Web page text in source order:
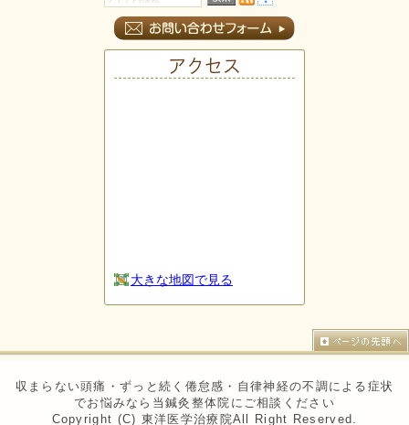
アクセス
大きな地図で見る
収まらない頭痛・ずっと続く倦怠感・自律神経の不調による症状
でお悩みなら当鍼灸整体院にご相談ください
Copyright (C) 東洋医学治療院All Right Reserved.